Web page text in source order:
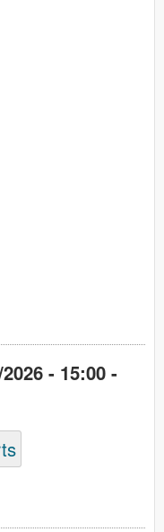
- 15:00 -